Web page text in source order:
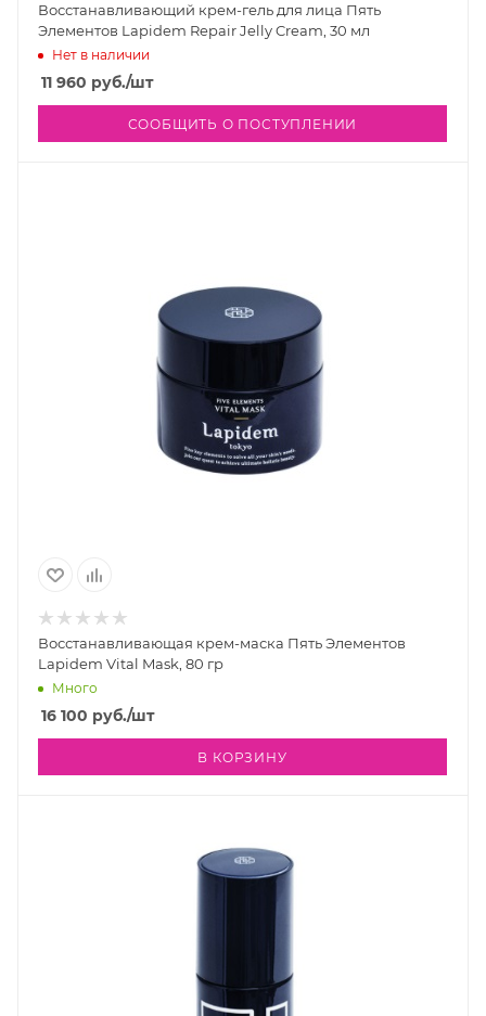
Восстанавливающий крем-гель для лица Пять
Элементов Lapidem Repair Jelly Cream, 30 мл
Нет в наличии
11 960 руб./шт
СООБЩИТЬ О ПОСТУПЛЕНИИ
Восстанавливающая крем-маска Пять Элементов
Lapidem Vital Mask, 80 гр
Много
16 100 руб./шт
В КОРЗИНУ